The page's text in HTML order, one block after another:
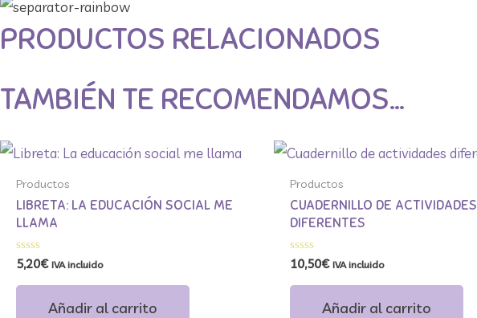
PRODUCTOS RELACIONADOS
TAMBIÉN TE RECOMENDAMOS…
Productos
LIBRETA: LA EDUCACIÓN SOCIAL ME
LLAMA
Valorado
con
0
5,20€ IVA incluido
Añadir al carrito
Productos
CUADERNILLO DE ACTIVIDADES
DIFERENTES
Valorado
con
0
10,50€ IVA incluido
Añadir al carrito